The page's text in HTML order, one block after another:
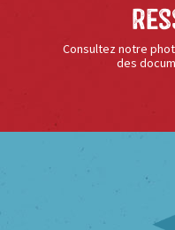
Consultez notre
des